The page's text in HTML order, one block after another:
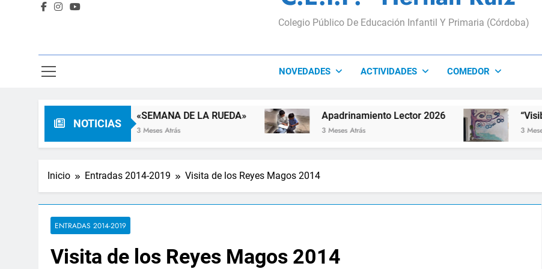
Colegio Público De Educación Infantil Y Primaria (Córdoba)
NOVEDADES ACTIVIDADES COMEDOR
NOTICIAS
«SEMANA DE LA RUEDA»
3 Meses Atrás
Apadrinamiento Lector 2026
3 Meses Atrás
“Visibles Sí”
3 Meses Atrás
Inicio Entradas 2014-2019 Visita de los Reyes Magos 2014
ENTRADAS 2014-2019
Visita de los Reyes Magos 2014